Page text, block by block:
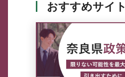
おすすめサイト